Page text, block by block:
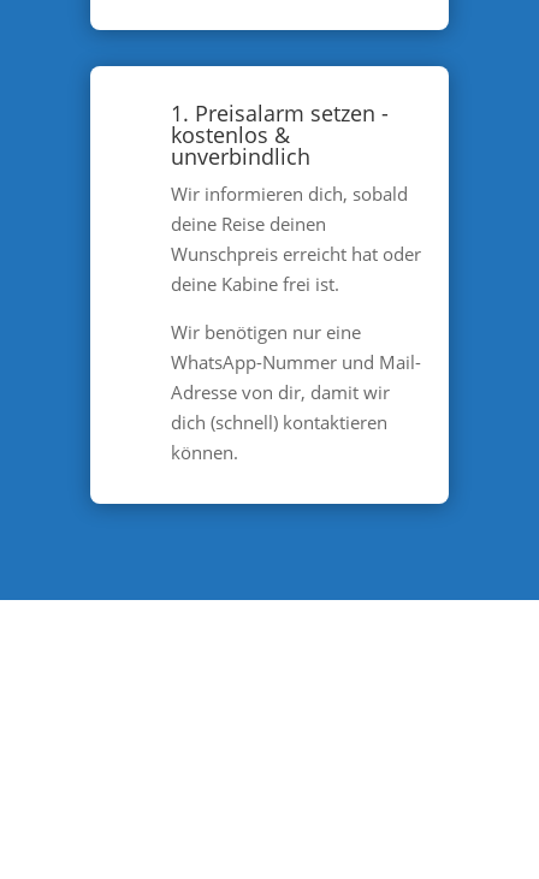
1. Preisalarm setzen -
kostenlos &
unverbindlich
Wir informieren dich, sobald
deine Reise deinen
Wunschpreis erreicht hat oder
deine Kabine frei ist.
Wir benötigen nur eine
WhatsApp-Nummer und Mail-
Adresse von dir, damit wir
dich (schnell) kontaktieren
können.